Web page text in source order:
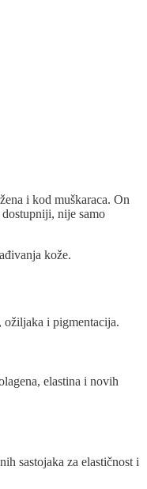
i kod muškaraca. On
nije samo
kože.
ožiljaka i pigmentacija.
elastina i novih
sastojaka za elastičnost i